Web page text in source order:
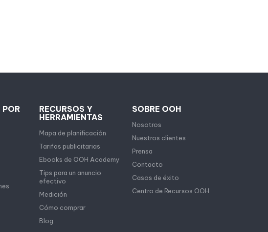
RECURSOS Y
HERRAMIENTAS
Mapa de planificación
Tarifas publicitarias
Ebooks de OOH Academy
Tips para un anuncio
efectivo
Medición
Cómo comprar
Blog
SOBRE OOH
Nosotros
Nuestros clientes
Prensa
Contacto
Casos de éxito
Centro de Recursos OOH